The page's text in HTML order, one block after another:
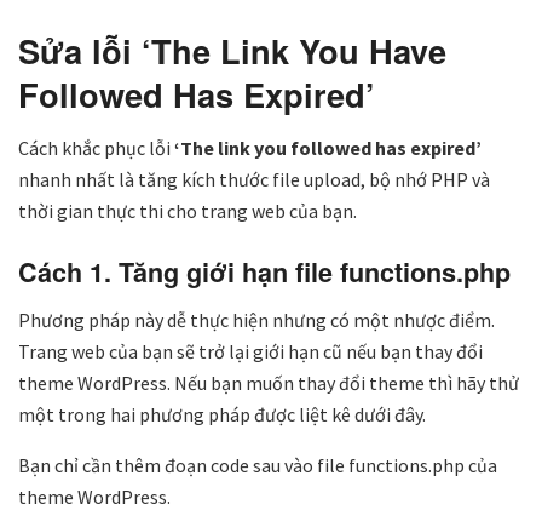
Sửa lỗi ‘The Link You Have
Followed Has Expired’
Cách khắc phục lỗi ‘The link you followed has expired’
nhanh nhất là tăng kích thước file upload, bộ nhớ PHP và
thời gian thực thi cho trang web của bạn.
Cách 1. Tăng giới hạn file functions.php
Phương pháp này dễ thực hiện nhưng có một nhược điểm.
Trang web của bạn sẽ trở lại giới hạn cũ nếu bạn thay đổi
theme WordPress. Nếu bạn muốn thay đổi theme thì hãy thử
một trong hai phương pháp được liệt kê dưới đây.
Bạn chỉ cần thêm đoạn code sau vào file functions.php của
theme WordPress.